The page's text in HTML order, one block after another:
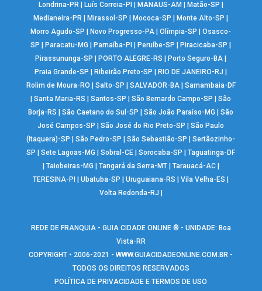
Londrina-PR| Luís Correia-PI MANAUS-AM Matão-SP
Medianeira-PR
Mirassol-SP Mococa-SP Monte Alto-SP
Morro Agudo-SP
Novo Progresso-PA |Olímpia-SP |Osasco-
SP
Paracatu-MG Parnaíba-PI Peruíbe-SP Piracicaba-SP
Pirassununga-SP
PORTO ALEGRE-RS Porto Seguro-BA
Praia Grande-SP
Ribeirão Preto-SP RIO DE JANEIRO-RJ
Rolim de Moura-RO
Salto-SP SALVADOR-BA| Samambaia-DF
|Santa Maria-RS |Santos-SP |São Bernardo Campo-SP |São
Borja-RS
|São Caetano do Sul-SP |São João Paraíso-MG |São
José Campos-SP
|São José do Rio Preto-SP |São Paulo
(Itaquera)-SP
|São Pedro-SP |São Sebastião-SP |Sertãozinho-
SP
|Sete Lagoas-MG |Sobral-CE |Sorocaba-SP |Taguatinga-DF
Taiobeiras-MG Tangará da Serra-MT| Tarauacá-AC|
TERESINA-PI
|Ubatuba-SP |Uruguaiana-RS |Vila Velha-ES
Volta Redonda-RJ
REDE DE FRANQUIA - GUIA CIDADE ONLINE ® - UNIDADE: Boa
Vista-RR
COPYRIGHT • 2006-2021 -WWW.GUIACIDADEONLINE.COM.BR -
TODOS OS DIREITOS RESERVADOS
POLÍTICA DE PRIVACIDADE E TERMOS DE USO